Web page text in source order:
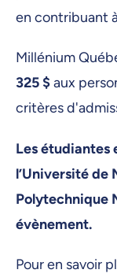
en contribuant
Millénium
325 $aux
critères
Les étudiantes
l’Université de
Polytechnique
évènement.
Pour en savoir